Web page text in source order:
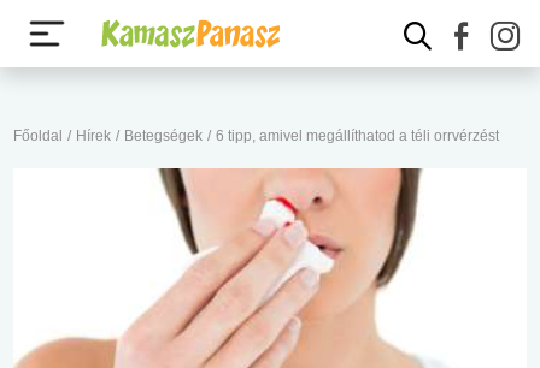
Főoldal / Hírek / Betegségek / 6 tipp, amivel megállíthatod a téli orrvérzést